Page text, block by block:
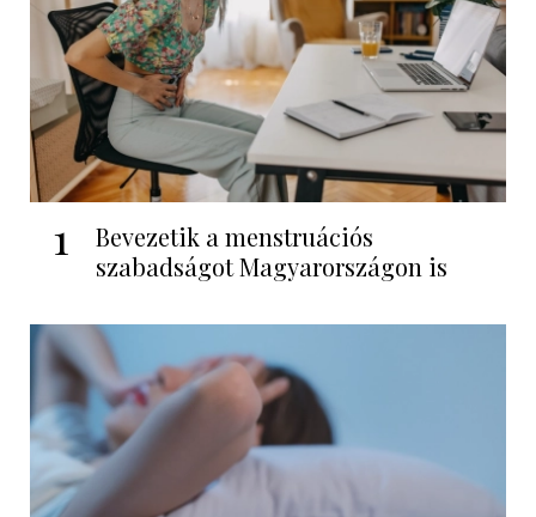
1
Bevezetik a menstruációs
szabadságot Magyarországon is